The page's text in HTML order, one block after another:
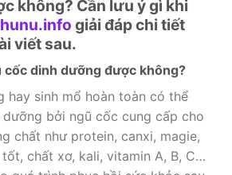
không? Cần lưu ý gì khi
giải đáp chi tiết
viết sau.
cốc dinh dưỡng được không?
hay sinh mổ hoàn toàn có thể
bởi ngũ cốc cung cấp cho
chất như protein, canxi, magie,
chất xơ, kali, vitamin A, B, C…